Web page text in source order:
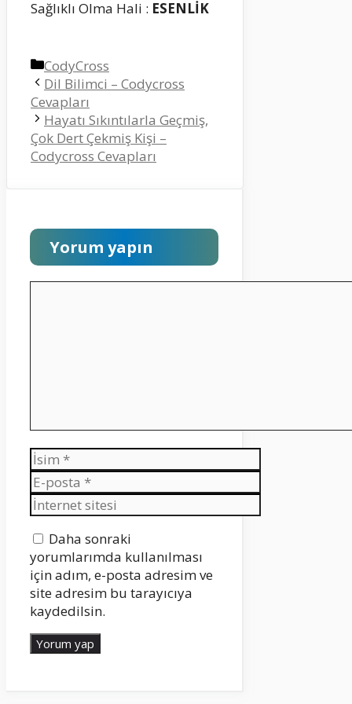
Sağlıklı Olma Hali : ESENLİK
Kategoriler
CodyCross
Dil Bilimci – Codycross
Cevapları
Hayatı Sıkıntılarla Geçmiş,
Çok Dert Çekmiş Kişi –
Codycross Cevapları
Yorum yapın
İsim
E-
posta
İnternet
sitesi
Daha sonraki
yorumlarımda kullanılması
için adım, e-posta adresim ve
site adresim bu tarayıcıya
kaydedilsin.